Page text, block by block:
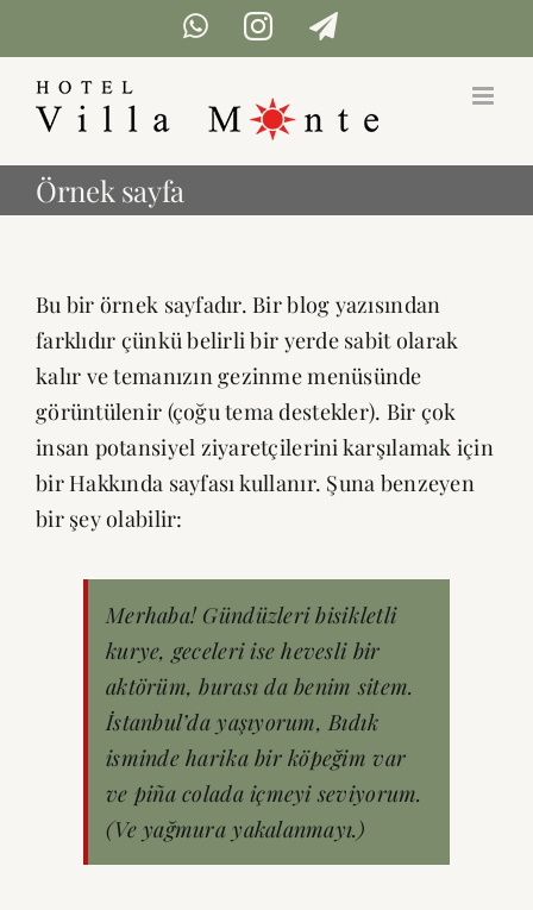
geç
WhatsApp
InstagramTelegram
Örnek sayfa
Bu bir örnek sayfadır. Bir blog yazısından
farklıdır çünkü belirli bir yerde sabit olarak
kalır ve temanızın gezinme menüsünde
görüntülenir (çoğu tema destekler). Bir çok
insan potansiyel ziyaretçilerini karşılamak için
bir Hakkında sayfası kullanır. Şuna benzeyen
bir şey olabilir:
Merhaba! Gündüzleri bisikletli
kurye, geceleri ise hevesli bir
aktörüm, burası da benim sitem.
İstanbul’da yaşıyorum, Bıdık
isminde harika bir köpeğim var
ve piña colada içmeyi seviyorum.
(Ve yağmura yakalanmayı.)